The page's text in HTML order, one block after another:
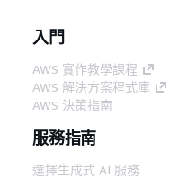
入門
AWS 實作教學課程
AWS 解決方案程式庫
AWS 決策指南
服務指南
選擇生成式 AI 服務